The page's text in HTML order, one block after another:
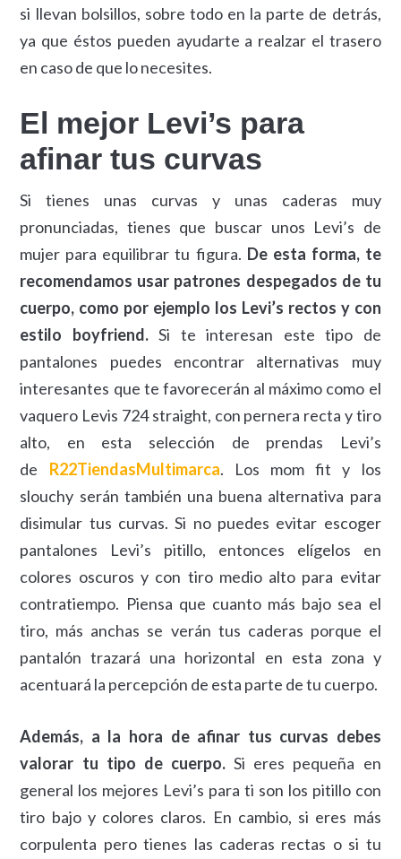
si llevan bolsillos, sobre todo en la parte de detrás,
ya que éstos pueden ayudarte a realzar el trasero
en caso de que lo necesites.
El mejor Levi’s para
afinar tus curvas
Si tienes unas curvas y unas caderas muy
pronunciadas, tienes que buscar unos Levi’s de
mujer para equilibrar tu figura. De esta forma, te
recomendamos usar patrones despegados de tu
cuerpo, como por ejemplo los Levi’s rectos y con
estilo boyfriend.Si te interesan este tipo de
pantalones puedes encontrar alternativas muy
interesantes que te favorecerán al máximo como el
vaquero Levis 724 straight, con pernera recta y tiro
alto, en esta selección de prendas Levi’s
de R22TiendasMultimarca. Los mom fit y los
slouchy serán también una buena alternativa para
disimular tus curvas. Si no puedes evitar escoger
pantalones Levi’s pitillo, entonces elígelos en
colores oscuros y con tiro medio alto para evitar
contratiempo. Piensa que cuanto más bajo sea el
tiro, más anchas se verán tus caderas porque el
pantalón trazará una horizontal en esta zona y
acentuará la percepción de esta parte de tu cuerpo.
Además, a la hora de afinar tus curvas debes
valorar tu tipo de cuerpo. Si eres pequeña en
general los mejores Levi’s para ti son los pitillo con
tiro bajo y colores claros. En cambio, si eres más
corpulenta pero tienes las caderas rectas o si tu